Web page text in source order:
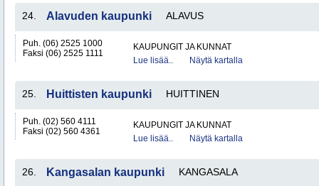
24. Alavuden kaupunki ALAVUS
Puh. (06) 2525 1000
Faksi (06) 2525 1111
KAUPUNGIT JA KUNNAT
Lue lisää..
Näytä kartalla
25. Huittisten kaupunki HUITTINEN
Puh. (02) 560 4111
Faksi (02) 560 4361
KAUPUNGIT JA KUNNAT
Lue lisää..
Näytä kartalla
26. Kangasalan kaupunki KANGASALA